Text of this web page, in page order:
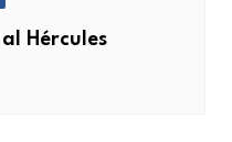
Hércules